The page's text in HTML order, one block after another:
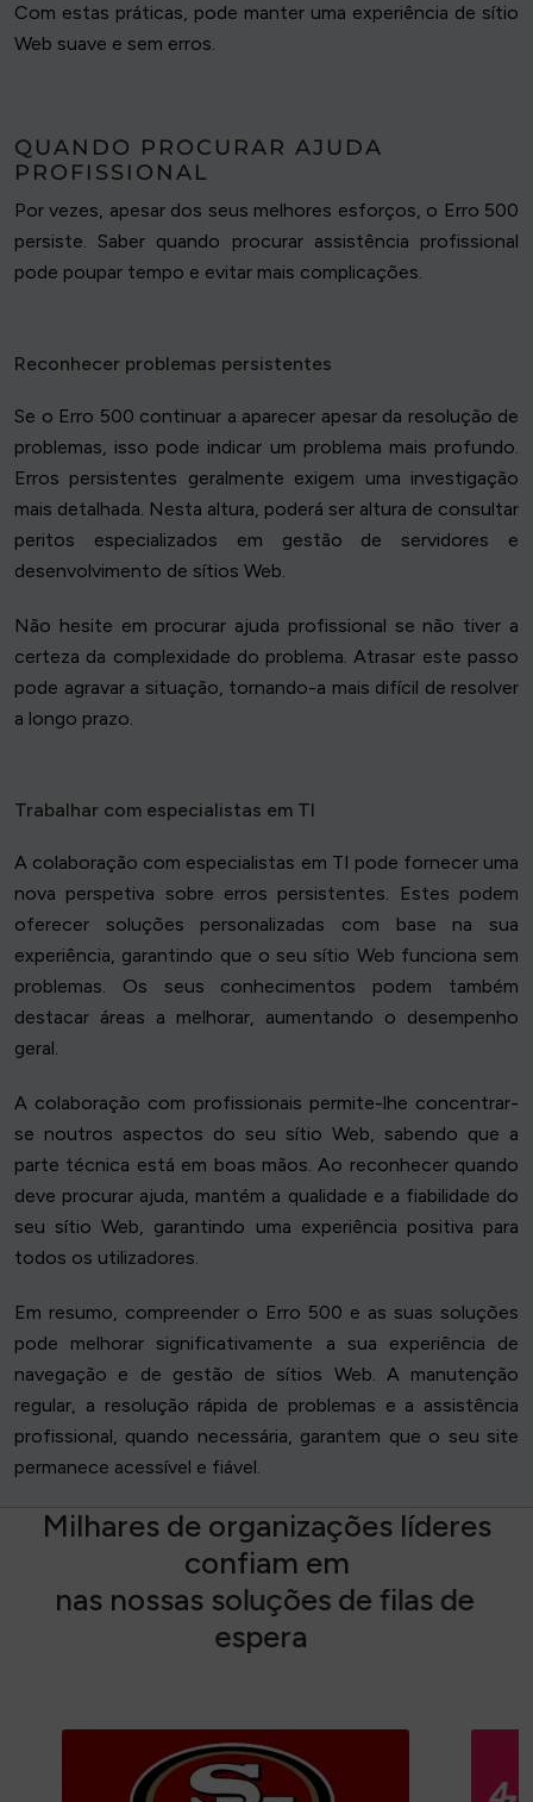
Com estas práticas, pode manter uma experiência de sítio
Web suave e sem erros.
QUANDO PROCURAR AJUDA
PROFISSIONAL
Por vezes, apesar dos seus melhores esforços, o Erro 500
persiste. Saber quando procurar assistência profissional
pode poupar tempo e evitar mais complicações.
Reconhecer problemas persistentes
Se o Erro 500 continuar a aparecer apesar da resolução de
problemas, isso pode indicar um problema mais profundo.
Erros persistentes geralmente exigem uma investigação
mais detalhada. Nesta altura, poderá ser altura de consultar
peritos especializados em gestão de servidores e
desenvolvimento de sítios Web.
Não hesite em procurar ajuda profissional se não tiver a
certeza da complexidade do problema. Atrasar este passo
pode agravar a situação, tornando-a mais difícil de resolver
a longo prazo.
Trabalhar com especialistas em TI
A colaboração com especialistas em TI pode fornecer uma
nova perspetiva sobre erros persistentes. Estes podem
oferecer soluções personalizadas com base na sua
experiência, garantindo que o seu sítio Web funciona sem
problemas. Os seus conhecimentos podem também
destacar áreas a melhorar, aumentando o desempenho
geral.
A colaboração com profissionais permite-lhe concentrar-
se noutros aspectos do seu sítio Web, sabendo que a
parte técnica está em boas mãos. Ao reconhecer quando
deve procurar ajuda, mantém a qualidade e a fiabilidade do
seu sítio Web, garantindo uma experiência positiva para
todos os utilizadores.
Em resumo, compreender o Erro 500 e as suas soluções
pode melhorar significativamente a sua experiência de
navegação e de gestão de sítios Web. A manutenção
regular, a resolução rápida de problemas e a assistência
profissional, quando necessária, garantem que o seu site
permanece acessível e fiável.
Milhares de organizações líderes
confiam em
nas nossas soluções de filas de
espera